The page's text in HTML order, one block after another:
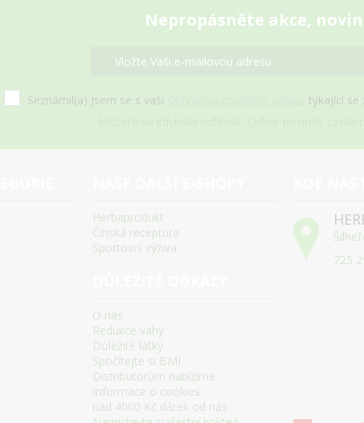
Nepropásněte akce,
Seznámil(a) jsem se s vaší
, týkající se
Herbaprodukt
Čínská receptura
Sportovní výživa
O nás
Redukce váhy
Důležité látky
Spočítejte si BMI
Distributorům nabízíme
Informace o cookies
nad 4000 Kč dárek od nás
725